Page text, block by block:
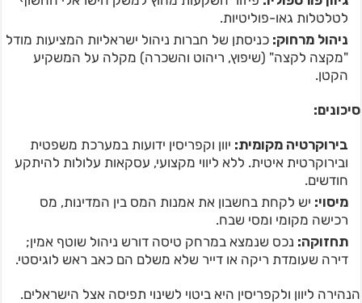
לטלטלות גאו-פוליטיות.
ניהול מרחוק: כניסתן של חברות ניהול ישראליות המציעות מודל
"מקצה לקצה" (שיפוץ, ריהוט והשכרה) מקלה על המשקיע
הקטן.
סיכונים:
בירוקרטיה מקומית: יוון וקפריסין ידועות במערכת משפטית
ובירוקרטית איטית. ללא ליווי מקצועי, עסקאות עלולות להיתקע
חודשים.
מיסוי: יש לקחת בחשבון את אמנות המס בין המדינות, מס
רכישה מקומי ומסי שבח.
תחזוקה: נכס שנמצא במרחק טיסה דורש ניהול שוטף אמין;
דירה שעומדת ריקה או דייר שלא משלם הם כאב ראש לוגיסטי.
הנהירה ליוון ולקפריסין היא ביטוי לשינוי תפיסה אצל הישראלים.